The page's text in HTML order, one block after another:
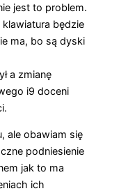
jest to problem.
będzie
ma, bo są dyski
a zmianę
i9 doceni
ale obawiam się
podniesienie
jak to ma
ich